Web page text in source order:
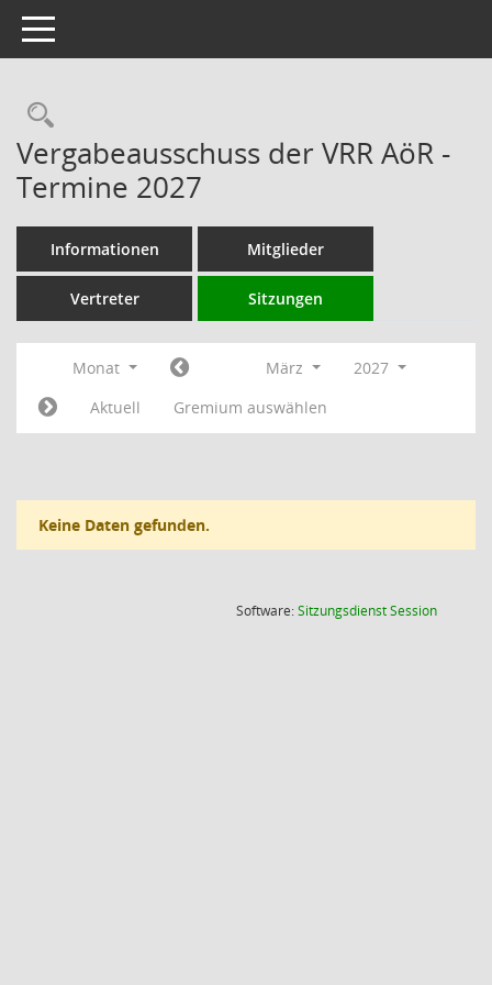
Toggle navigation
Rechercheauswahl
Vergabeausschuss der VRR AöR -
Termine 2027
Informationen Mitglieder
Vertreter Sitzungen
Monat März
2027
Aktuell
Gremium auswählen
Keine Daten gefunden.
Software:SitzungsdienstSession(Wird in